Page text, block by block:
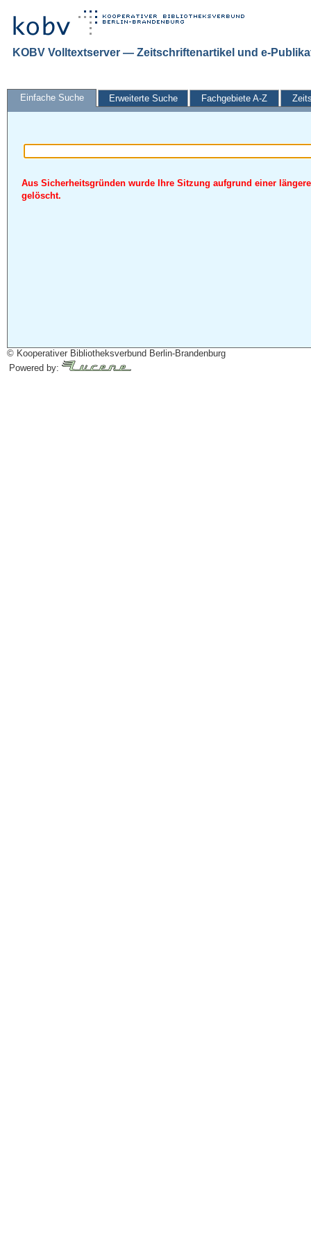
KOBV Volltextserver — Zeitschriftenartikel und e-
Einfache Suche Erweiterte Suche Fachgebiete A-Z
Aus Sicherheitsgründen wurde Ihre Sitzung aufgrund einer
gelöscht.
© Kooperativer Bibliotheksverbund Berlin-Brandenburg
Powered by: